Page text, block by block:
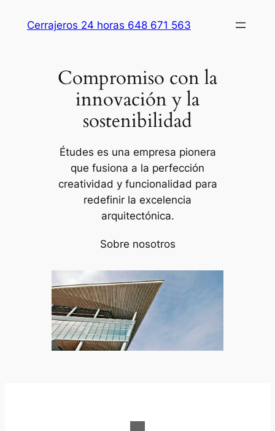
Cerrajeros 24 horas 648 671 563
Compromiso con la
innovación y la
sostenibilidad
Études es una empresa pionera
que fusiona a la perfección
creatividad y funcionalidad para
redefinir la excelencia
arquitectónica.
Sobre nosotros